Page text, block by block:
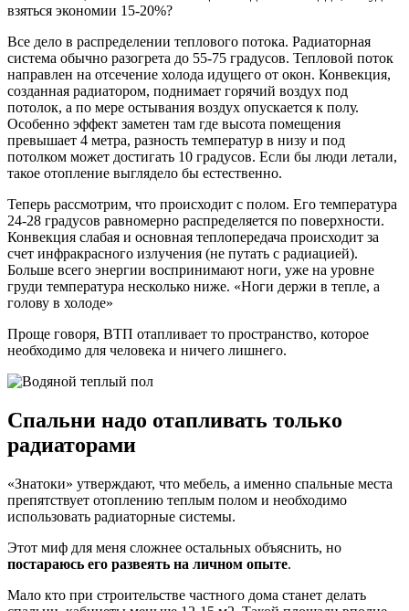
взяться экономии 15-20%?
Все дело в распределении теплового потока. Радиаторная
система обычно разогрета до 55-75 градусов. Тепловой поток
направлен на отсечение холода идущего от окон. Конвекция,
созданная радиатором, поднимает горячий воздух под
потолок, а по мере остывания воздух опускается к полу.
Особенно эффект заметен там где высота помещения
превышает 4 метра, разность температур в низу и под
потолком может достигать 10 градусов. Если бы люди летали,
такое отопление выглядело бы естественно.
Теперь рассмотрим, что происходит с полом. Его температура
24-28 градусов равномерно распределяется по поверхности.
Конвекция слабая и основная теплопередача происходит за
счет инфракрасного излучения (не путать с радиацией).
Больше всего энергии воспринимают ноги, уже на уровне
груди температура несколько ниже. «Ноги держи в тепле, а
голову в холоде»
Проще говоря, ВТП отапливает то пространство, которое
необходимо для человека и ничего лишнего.
Спальни надо отапливать только
радиаторами
«Знатоки» утверждают, что мебель, а именно спальные места
препятствует отоплению теплым полом и необходимо
использовать радиаторные системы.
Этот миф для меня сложнее остальных объяснить, но
постараюсь его развеять на личном опыте.
Мало кто при строительстве частного дома станет делать